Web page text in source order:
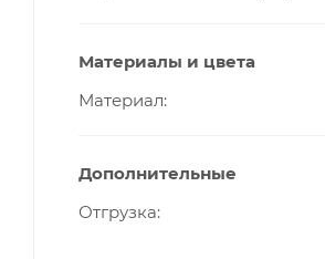
Материалы и цвета
Материал
Дополнительные
Отгрузка